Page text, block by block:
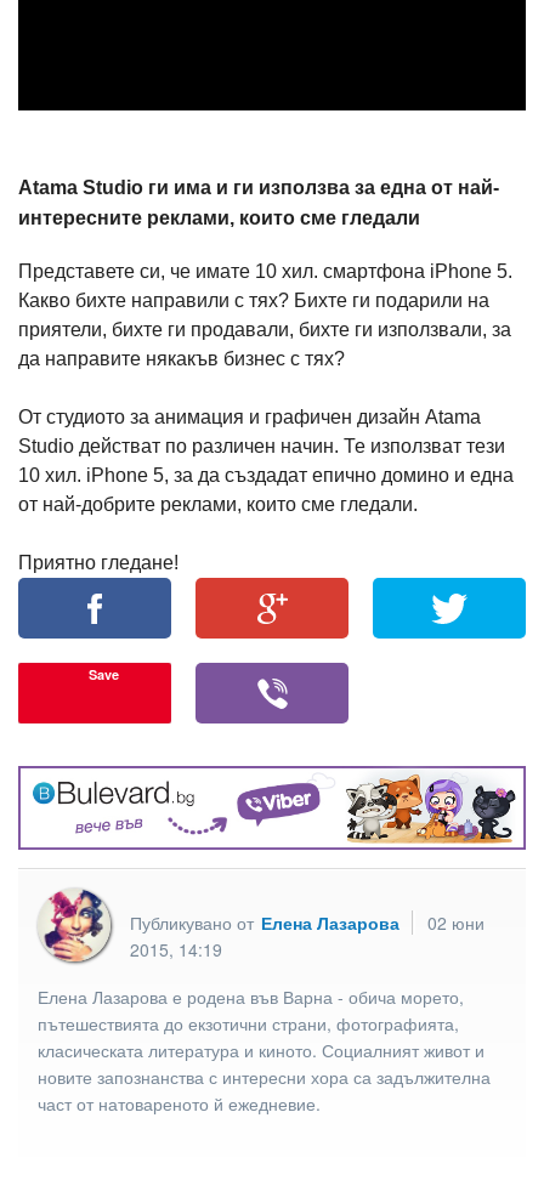
Atama Studio ги има и ги използва за една от най-
интересните реклами, които сме гледали
Представете си, че имате 10 хил. смартфона iPhone 5.
Какво бихте направили с тях? Бихте ги подарили на
приятели, бихте ги продавали, бихте ги използвали, за
да направите някакъв бизнес с тях?
От студиото за анимация и графичен дизайн Atama
Studio действат по различен начин. Те използват тези
10 хил. iPhone 5, за да създадат епично домино и една
от най-добрите реклами, които сме гледали.
Приятно гледане!
Save
Публикувано от Елена Лазарова
02 юни
2015, 14:19
Елена Лазарова е родена във Варна - обича морето,
пътешествията до екзотични страни, фотографията,
класическата литература и киното. Социалният живот и
новите запознанства с интересни хора са задължителна
част от натовареното й ежедневие.